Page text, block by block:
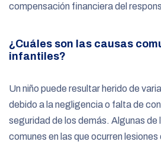
compensación financiera del
¿Cuáles son las causas
infantiles?
Un niño puede resultar herido de
debido a la negligencia o falta de
seguridad de los demás. Algunas de
comunes en las que ocurren lesiones